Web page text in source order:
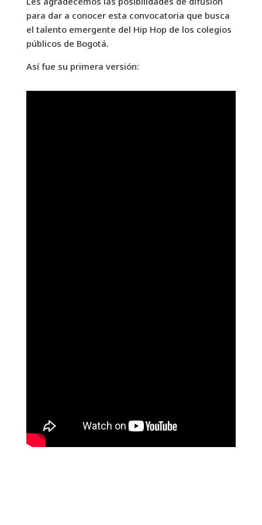
para dar a conocer esta convocatoria que busca
el talento emergente del Hip Hop de los colegios
públicos de Bogotá.
Así fue su primera versión: